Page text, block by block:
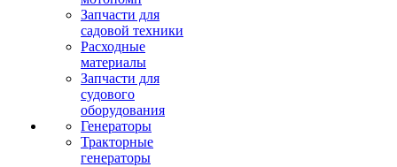
Запчасти для
садовой техники
Расходные
материалы
Запчасти для
судового
оборудования
Генераторы
Тракторные
генераторы